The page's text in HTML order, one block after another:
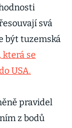
svá
být tuzemská
která se
USA.
pravidel
z bodů